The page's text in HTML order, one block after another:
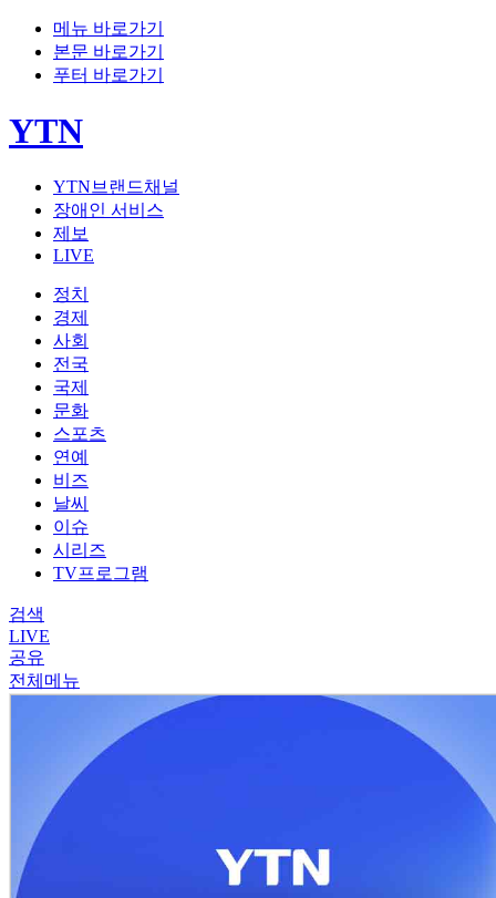
메뉴 바로가기
본문 바로가기
푸터 바로가기
YTN
YTN브랜드채널
장애인 서비스
제보
LIVE
정치
경제
사회
전국
국제
문화
스포츠
연예
비즈
날씨
이슈
시리즈
TV프로그램
검색
LIVE
공유
전체메뉴